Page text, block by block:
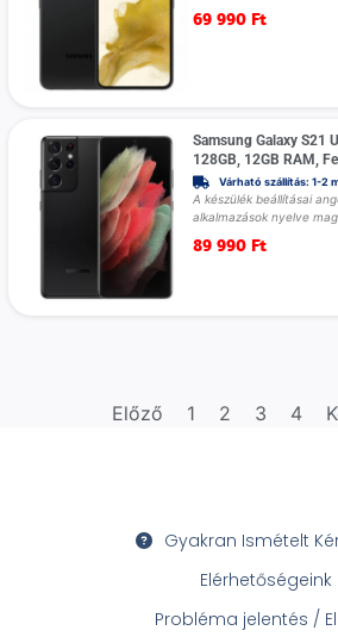
69 990 Ft
Samsung Galaxy S21
128GB, 12GB RAM,
Várható szállítás: 1-2
A készülék beállításai
alkalmazások nyelve
89 990 Ft
Előző 1 2 3 4
Gyakran Ismételt
Elérhetőségeink
Probléma jelentés /